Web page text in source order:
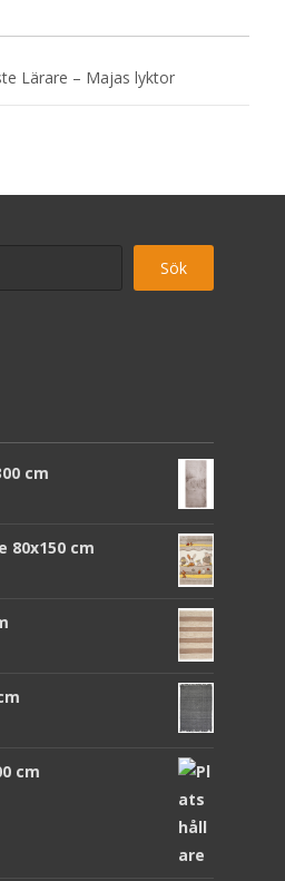
Lärare – Majas lyktor
Sök
cm
80x150 cm
cm